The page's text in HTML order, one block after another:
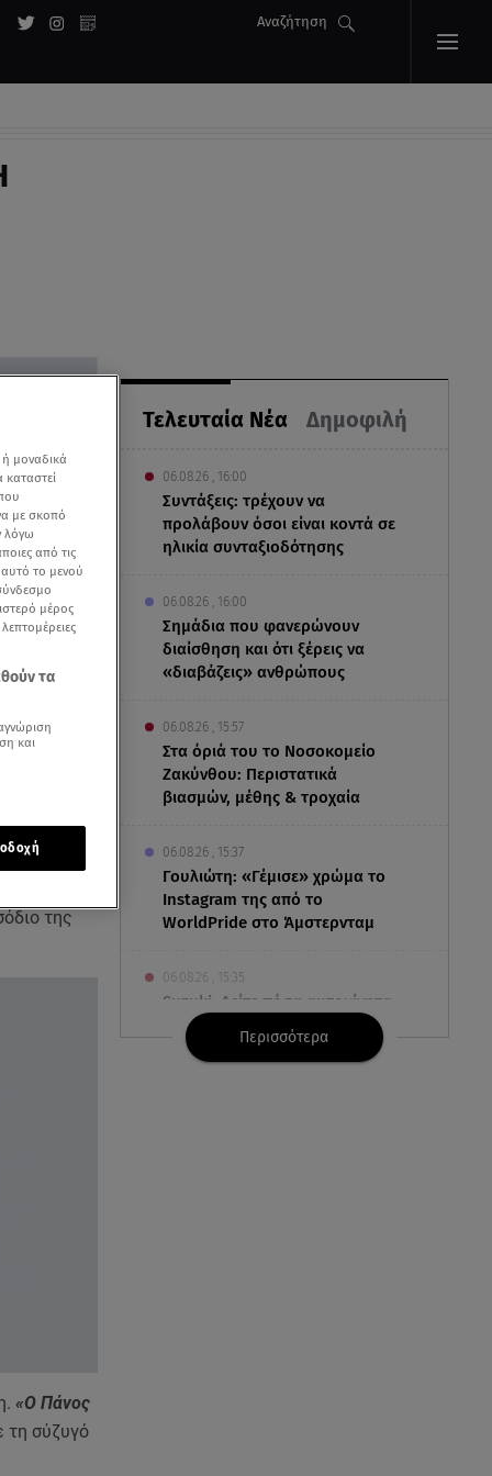
Αναζήτηση
Τελευταία Νέα Δημοφιλή
06.08.26 , 16:00
Συντάξεις: τρέχουν να
προλάβουν όσοι είναι κοντά σε
ηλικία συνταξιοδότησης
06.08.26 , 16:00
Σημάδια που φανερώνουν
διαίσθηση και ότι ξέρεις να
«διαβάζεις» ανθρώπους
06.08.26 , 15:57
Στα όριά του το Νοσοκομείο
Ζακύνθου: Περιστατικά
βιασμών, μέθης & τροχαία
06.08.26 , 15:37
Γουλιώτη: «Γέμισε» χρώμα το
Instagram της από το
WorldPride στο Άμστερνταμ
06.08.26 , 15:35
Suzuki: Δείτε πόσα αυτοκίνητα
πούλησε
Περισσότερα
της
«Ο Πάνος
τη σύζυγό
μοναδικά
με σκοπό
λόγω
από τις
αυτό το μενού
μέρος
τα
και